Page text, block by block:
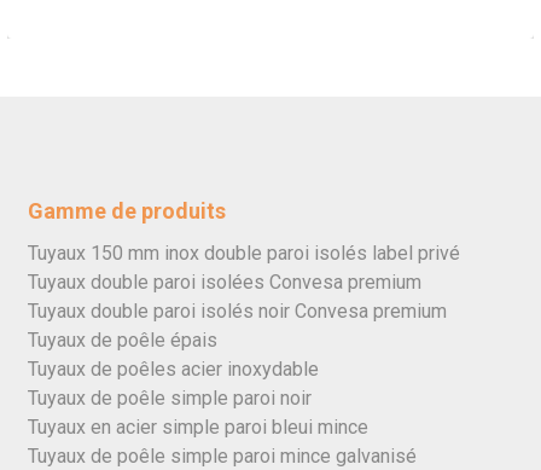
Gamme de produits
Tuyaux 150 mm inox double paroi isolés label privé
Tuyaux double paroi isolées Convesa premium
Tuyaux double paroi isolés noir Convesa premium
Tuyaux de poêle épais
Tuyaux de poêles acier inoxydable
Tuyaux de poêle simple paroi noir
Tuyaux en acier simple paroi bleui mince
Tuyaux de poêle simple paroi mince galvanisé